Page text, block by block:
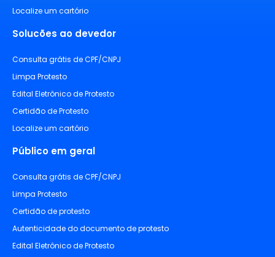
Localize um cartório
Solucões ao devedor
Consulta grátis de CPF/CNPJ
Limpa Protesto
Edital Eletrônico de Protesto
Certidão de Protesto
Localize um cartório
Público em geral
Consulta grátis de CPF/CNPJ
Limpa Protesto
Certidão de protesto
Autenticidade do documento de protesto
Edital Eletrônico de Protesto